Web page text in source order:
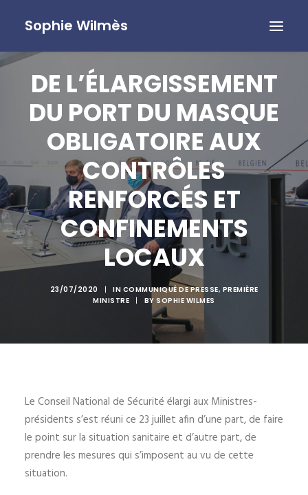
Sophie Wilmès
DE L’ÉLARGISSEMENT
DU PORT DU MASQUE
OBLIGATOIRE AUX
CONTRÔLES
RENFORCÉS ET
CONFINEMENTS
LOCAUX
23/07/2020 | IN COMMUNIQUÉ DE PRESSE, PREMIÈRE
MINISTRE
| BYSOPHIE WILMES
Le Conseil National de Sécurité élargi aux Ministres-
présidents s’est réuni ce 23 juillet afin d’une part, de faire
le point sur la situation sanitaire et d’autre part, de
prendre les mesures qui s’imposent au vu de cette
situation.